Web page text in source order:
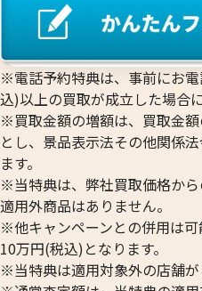
東京2020オリンピック パラリ
技大会記念・ボクシング 千円
ーフ
※電話予約特典は、事前にお
込)以上の買取が成立した場合
※買取金額の増額は、買取金
とし、景品表示法その他関係
ます。
※当特典は、弊社買取価格から
適用外商品はありません。
※他キャンペーンとの併用は
10万円(税込)となります。
※当特典は適用対象外の店舗が